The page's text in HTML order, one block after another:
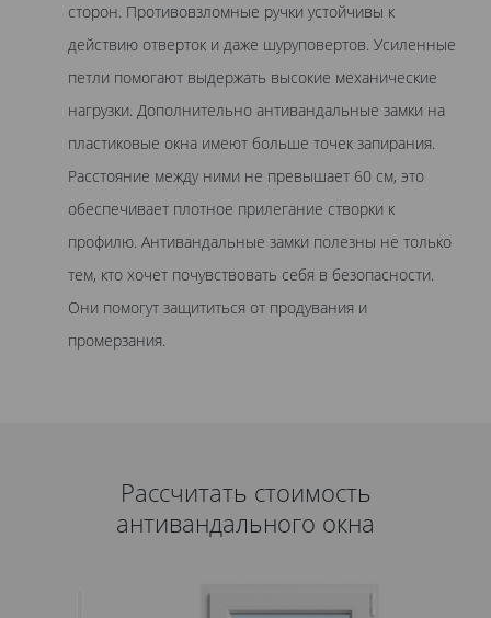
сторон. Противовзломные ручки устойчивы к
действию отверток и даже шуруповертов. Усиленные
петли помогают выдержать высокие механические
нагрузки. Дополнительно антивандальные замки на
пластиковые окна имеют больше точек запирания.
Расстояние между ними не превышает 60 см, это
обеспечивает плотное прилегание створки к
профилю. Антивандальные замки полезны не только
тем, кто хочет почувствовать себя в безопасности.
Они помогут защититься от продувания и
промерзания.
Рассчитать стоимость
антивандального окна